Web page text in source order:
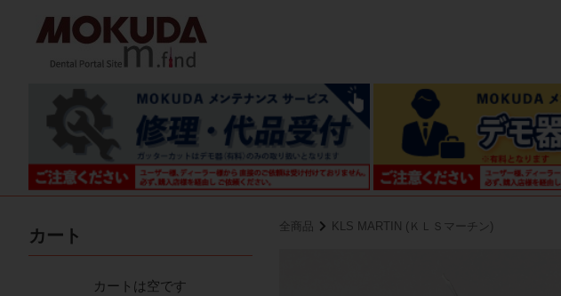
全商品 KLS MARTIN (ＫＬＳマーチン)
カート
カートは空です